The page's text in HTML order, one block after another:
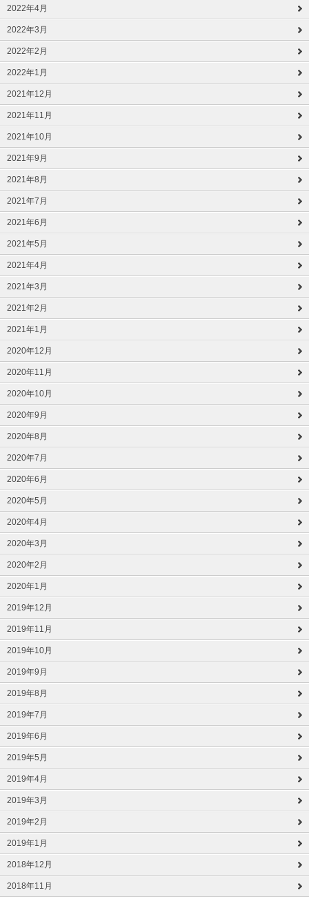
2022年4月
2022年3月
2022年2月
2022年1月
2021年12月
2021年11月
2021年10月
2021年9月
2021年8月
2021年7月
2021年6月
2021年5月
2021年4月
2021年3月
2021年2月
2021年1月
2020年12月
2020年11月
2020年10月
2020年9月
2020年8月
2020年7月
2020年6月
2020年5月
2020年4月
2020年3月
2020年2月
2020年1月
2019年12月
2019年11月
2019年10月
2019年9月
2019年8月
2019年7月
2019年6月
2019年5月
2019年4月
2019年3月
2019年2月
2019年1月
2018年12月
2018年11月